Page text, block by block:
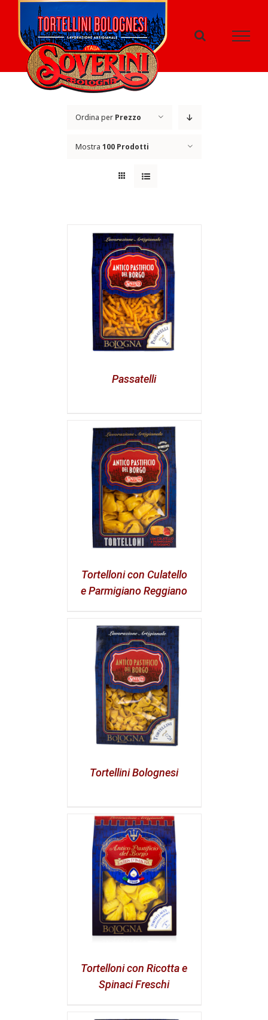
contenuto
Ordina per Prezzo
Mostra 100 Prodotti
Passatelli
Tortelloni con Culatello
e Parmigiano Reggiano
Tortellini Bolognesi
Tortelloni con Ricotta e
Spinaci Freschi